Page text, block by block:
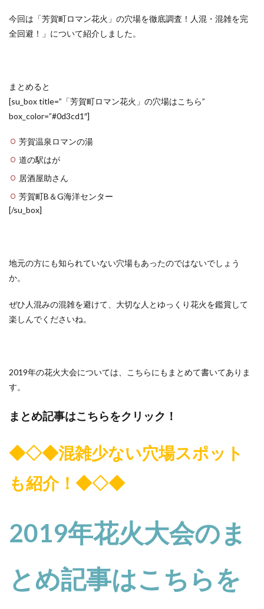
今回は「芳賀町ロマン花火」の穴場を徹底調査！人混・混雑を完
全回避！」について紹介しました。
まとめると
[su_box title=”「芳賀町ロマン花火」の穴場はこちら”
box_color=”#0d3cd1″]
芳賀温泉ロマンの湯
道の駅はが
居酒屋助さん
芳賀町B＆G海洋センター
[/su_box]
地元の方にも知られていない穴場もあったのではないでしょう
か。
ぜひ人混みの混雑を避けて、大切な人とゆっくり花火を鑑賞して
楽しんでくださいね。
2019年の花火大会については、こちらにもまとめて書いてありま
す。
まとめ記事はこちらをクリック！
◆◇◆混雑少ない穴場スポット
も紹介！◆◇◆
2019年花火大会のま
とめ記事はこちらを